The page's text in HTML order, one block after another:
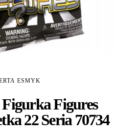
ESMYK
Figures
22 Seria 70734